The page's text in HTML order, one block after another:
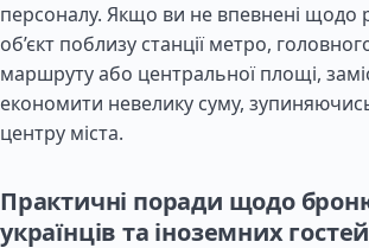
персоналу. Якщо ви не впевнені щодо
об’єкт поблизу станції метро,
маршруту або центральної площі,
економити невелику суму,
центру міста.
Практичні поради щодо
українців та іноземних гостей